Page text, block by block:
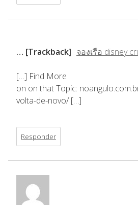
จองเรือ disney
… [Trackback]
[…] Find More
on on that Topic:
volta-de-novo/ […]
Responder